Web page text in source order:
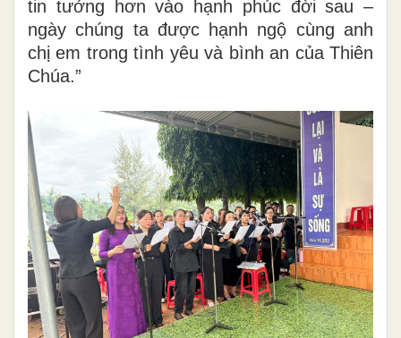
tin tưởng hơn vào hạnh phúc đời sau –
ngày chúng ta được hạnh ngộ cùng anh
chị em trong tình yêu và bình an của Thiên
Chúa.”